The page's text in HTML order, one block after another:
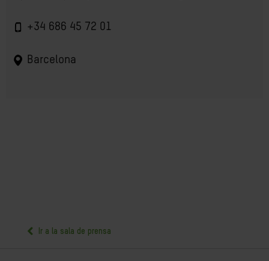
+34 686 45 72 01
Barcelona
Ir a la sala de prensa